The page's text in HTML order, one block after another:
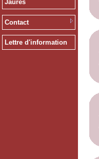
Jaurès
Contact
Lettre d'information